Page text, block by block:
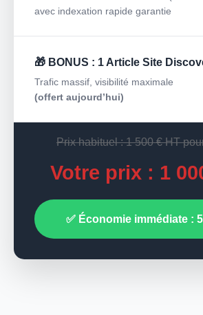
avec indexation rapide garantie
🎁 BONUS : 1 Article Site
Trafic massif, visibilité maximale
(offert aujourd’hui)
Prix habituel : 1 500 € HT
Votre prix : 1
✅ Économie immédiate :